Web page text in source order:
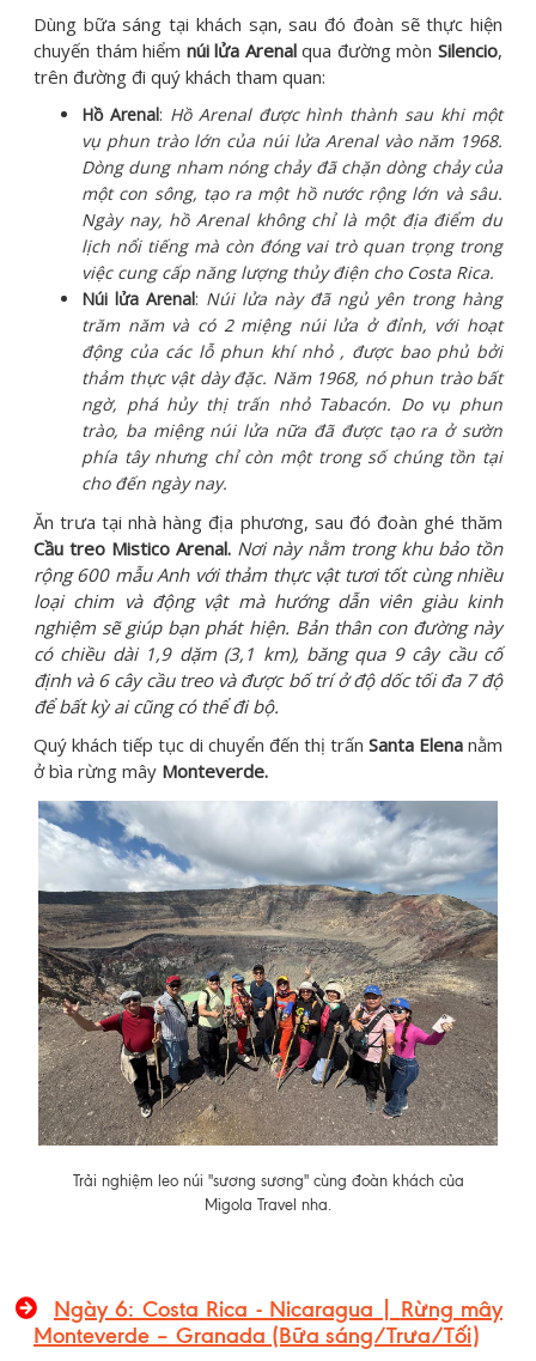
Dùng bữa sáng tại khách sạn, sau đó đoàn sẽ thực hiện
chuyến thám hiểm núi lửa Arenalqua đường mònSilencio,
trên đường đi quý khách tham quan:
Hồ Arenal: Hồ Arenal được hình thành sau khi một
vụ phun trào lớn của núi lửa Arenal vào năm 1968.
Dòng dung nham nóng chảy đã chặn dòng chảy của
một con sông, tạo ra một hồ nước rộng lớn và sâu.
Ngày nay, hồ Arenal không chỉ là một địa điểm du
lịch nổi tiếng mà còn đóng vai trò quan trọng trong
việc cung cấp năng lượng thủy điện cho Costa Rica.
Núi lửa Arenal: Núi lửa này đã ngủ yên trong hàng
trăm năm và có 2 miệng núi lửa ở đỉnh, với hoạt
động của các lỗ phun khí nhỏ , được bao phủ bởi
thảm thực vật dày đặc. Năm 1968, nó phun trào bất
ngờ, phá hủy thị trấn nhỏ Tabacón. Do vụ phun
trào, ba miệng núi lửa nữa đã được tạo ra ở sườn
phía tây nhưng chỉ còn một trong số chúng tồn tại
cho đến ngày nay.
Ăn trưa tại nhà hàng địa phương, sau đó đoàn ghé thăm
Cầu treo Mistico Arenal. Nơi này nằm trong khu bảo tồn
rộng 600 mẫu Anh với thảm thực vật tươi tốt cùng nhiều
loại chim và động vật mà hướng dẫn viên giàu kinh
nghiệm sẽ giúp bạn phát hiện. Bản thân con đường này
có chiều dài 1,9 dặm (3,1 km), băng qua 9 cây cầu cố
định và 6 cây cầu treo và được bố trí ở độ dốc tối đa 7 độ
để bất kỳ ai cũng có thể đi bộ.
Quý khách tiếp tục di chuyển đến thị trấn Santa Elena nằm
ở bìa rừng mây Monteverde.
Trải nghiệm leo núi "sương sương" cùng đoàn khách của
Migola Travel nha.
Ngày 6: Costa Rica - Nicaragua
Rừng mây
Monteverde – Granada (Bữa sáng/Trưa/Tối)